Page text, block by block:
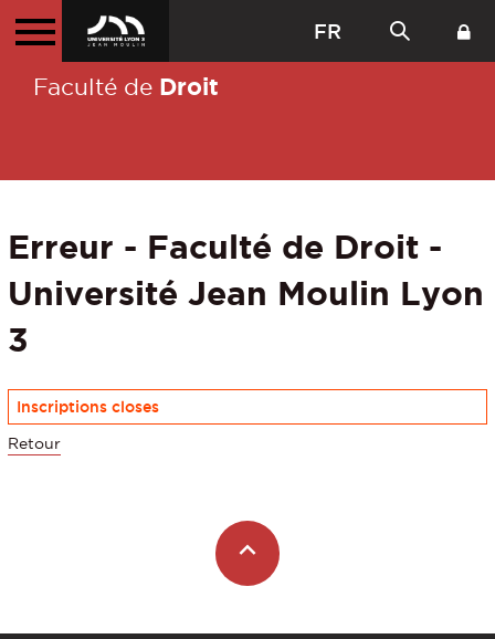
FR
Faculté de Droit
Erreur - Faculté de Droit -
Université Jean Moulin Lyon
3
Inscriptions closes
Retour